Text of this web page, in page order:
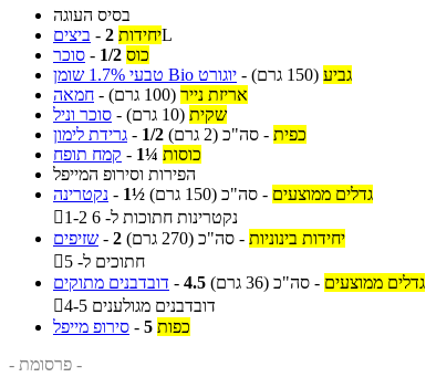
בסיס העוגה
ביצים - 2 יחידותL
סוכר - 1/2 כוס
יוגורט Bio טבעי 1.7% שומן - גביע (150 גרם)
חמאה - אריזת נייר (100 גרם)
סוכר וניל - שקית (10 גרם)
גרידת לימון - 1/2 כפית - סה"כ (2 גרם)
קמח תופח - 1¼ כוסות
הפירות וסירופ המייפל
נקטרינה - 1½ גדלים ממוצעים - סה"כ (150 גרם)

1-2 נקטרינות חתוכות ל- 6
שזיפים - 2 יחידות בינוניות - סה"כ (270 גרם)

חתוכים ל- 5
דובדבנים מתוקים - 4.5 גדלים ממוצעים - סה"כ (36 גרם)

4-5 דובדבנים מגולענים
סירופ מייפל - 5 כפות
- פרסומת -